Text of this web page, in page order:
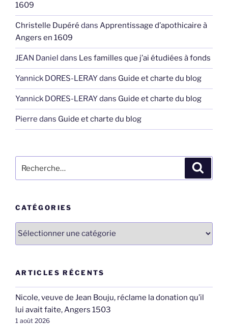
1609
Christelle Dupéré dans Apprentissage d’apothicaire à
Angers en 1609
JEAN Daniel dans Les familles que j’ai étudiées à fonds
Yannick DORES-LERAYdans Guide et charte du blog
Yannick DORES-LERAYdans Guide et charte du blog
Pierre dans Guide et charte du blog
pour
CATÉGORIES
Catégories
ARTICLES RÉCENTS
Nicole, veuve de Jean Bouju, réclame la donation qu’il
lui avait faite, Angers 1503
1 août 2026